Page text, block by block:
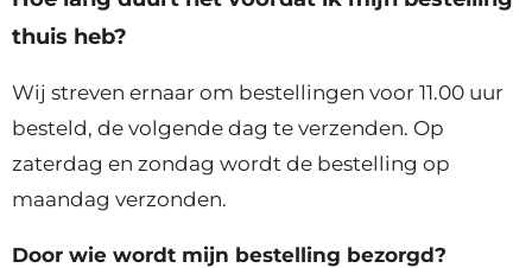
thuis heb?
Wij streven ernaar om bestellingen voor 11.00 uur
besteld, de volgende dag te verzenden. Op
zaterdag en zondag wordt de bestelling op
maandag verzonden.
Door wie wordt mijn bestelling bezorgd?